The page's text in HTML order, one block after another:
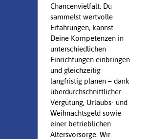
Chancenvielfalt: Du
sammelst wertvolle
Erfahrungen, kannst
Deine Kompetenzen in
unterschiedlichen
Einrichtungen einbringen
und gleichzeitig
langfristig planen – dank
überdurchschnittlicher
Vergütung, Urlaubs- und
Weihnachtsgeld sowie
einer betrieblichen
Altersvorsorge. Wir